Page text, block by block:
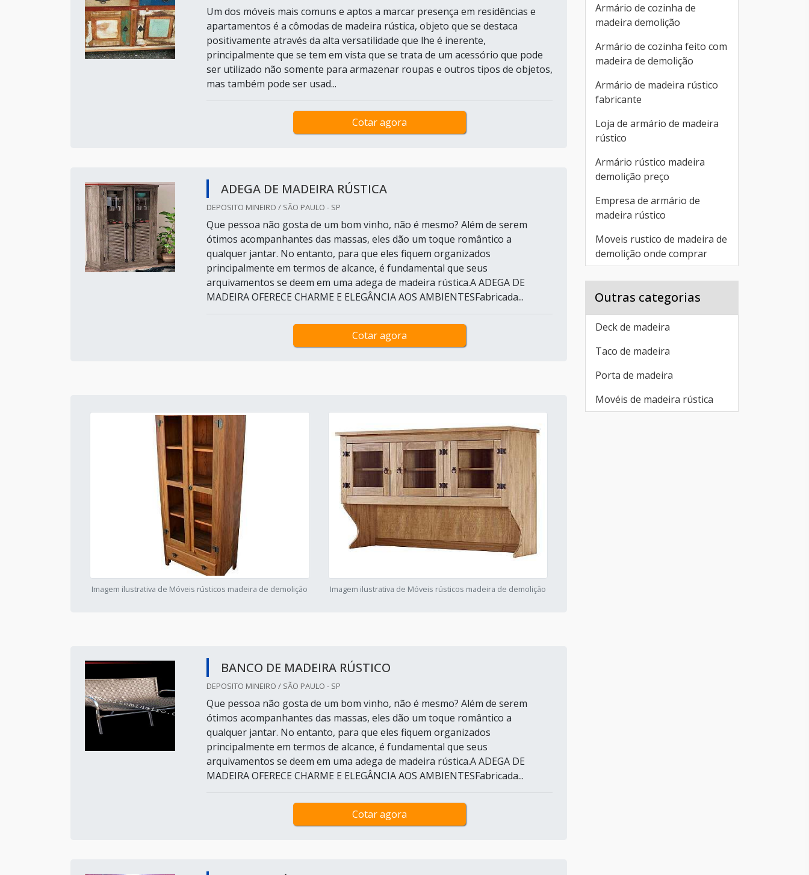
Um dos móveis mais comuns e aptos a marcar presença em residências e
apartamentos é a cômodas de madeira rústica, objeto que se destaca
positivamente através da alta versatilidade que lhe é inerente,
principalmente que se tem em vista que se trata de um acessório que pode
ser utilizado não somente para armazenar roupas e outros tipos de objetos,
mas também pode ser usad...
Cotar agora
ADEGA DE MADEIRA RÚSTICA
DEPOSITO MINEIRO / SÃO PAULO - SP
Que pessoa não gosta de um bom vinho, não é mesmo? Além de serem
ótimos acompanhantes das massas, eles dão um toque romântico a
qualquer jantar. No entanto, para que eles fiquem organizados
principalmente em termos de alcance, é fundamental que seus
arquivamentos se deem em uma adega de madeira rústica.A ADEGA DE
MADEIRA OFERECE CHARME E ELEGÂNCIA AOS AMBIENTESFabricada...
Cotar agora
Imagem ilustrativa de Móveis rústicos madeira de demolição Imagem ilustrativa de Móveis rústicos madeira de demolição
BANCO DE MADEIRA RÚSTICO
DEPOSITO MINEIRO / SÃO PAULO - SP
Que pessoa não gosta de um bom vinho, não é mesmo? Além de serem
ótimos acompanhantes das massas, eles dão um toque romântico a
qualquer jantar. No entanto, para que eles fiquem organizados
principalmente em termos de alcance, é fundamental que seus
arquivamentos se deem em uma adega de madeira rústica.A ADEGA DE
MADEIRA OFERECE CHARME E ELEGÂNCIA AOS AMBIENTESFabricada...
Cotar agora
Armário de cozinha de
madeira demolição
Armário de cozinha feito com
madeira de demolição
Armário de madeira rústico
fabricante
Loja de armário de madeira
rústico
Armário rústico madeira
demolição preço
Empresa de armário de
madeira rústico
Moveis rustico de madeira de
demolição onde comprar
Outras categorias
Deck de madeira
Taco de madeira
Porta de madeira
Movéis de madeira rústica